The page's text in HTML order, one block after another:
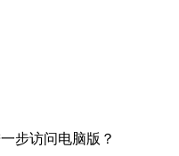
步访问电脑版？